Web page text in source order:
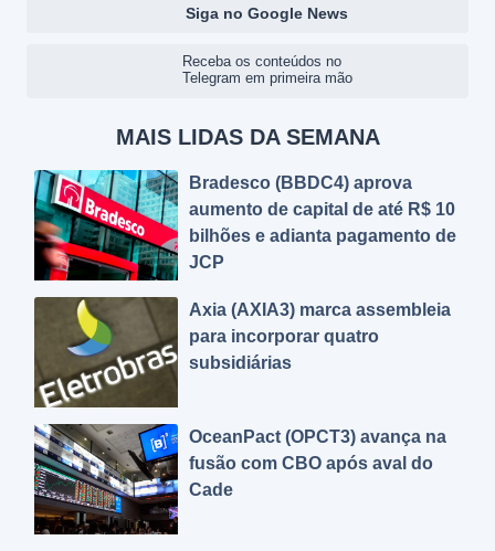
Siga no Google News
Receba os conteúdos no
Telegram em primeira mão
MAIS LIDAS DA SEMANA
Bradesco (BBDC4) aprova
aumento de capital de até R$ 10
bilhões e adianta pagamento de
JCP
Axia (AXIA3) marca assembleia
para incorporar quatro
subsidiárias
OceanPact (OPCT3) avança na
fusão com CBO após aval do
Cade